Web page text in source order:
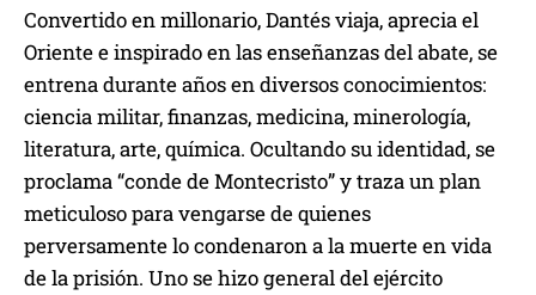
Convertido en millonario, Dantés viaja, aprecia el
Oriente e inspirado en las enseñanzas del abate, se
entrena durante años en diversos conocimientos:
ciencia militar, finanzas, medicina, minerología,
literatura, arte, química. Ocultando su identidad, se
proclama “conde de Montecristo” y traza un plan
meticuloso para vengarse de quienes
perversamente lo condenaron a la muerte en vida
de la prisión. Uno se hizo general del ejército